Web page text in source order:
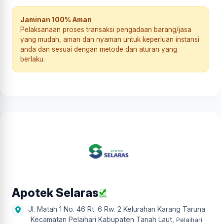
Jaminan 100% Aman
Pelaksanaan proses transaksi pengadaan barang/jasa
yang mudah, aman dan nyaman untuk keperluan instansi
anda dan sesuai dengan metode dan aturan yang
berlaku.
Apotek Selaras
Jl. Matah 1 No. 46 Rt. 6 Rw. 2 Kelurahan Karang Taruna
Kecamatan Pelaihari Kabupaten Tanah Laut Pelaihari